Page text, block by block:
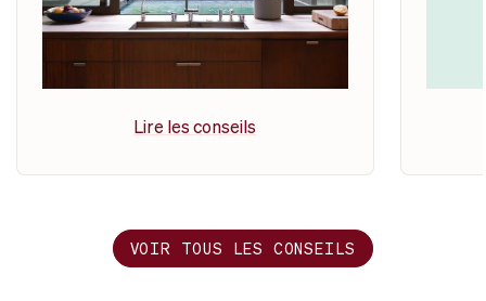
Lire les conseils
VOIR TOUS LES CONSEILS